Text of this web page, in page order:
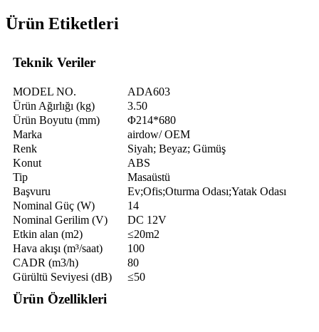
Ürün Etiketleri
Teknik Veriler
MODEL NO.
ADA603
Ürün Ağırlığı (kg)
3.50
Ürün Boyutu (mm)
Φ214*680
Marka
airdow/ OEM
Renk
Siyah; Beyaz; Gümüş
Konut
ABS
Tip
Masaüstü
Başvuru
Ev;Ofis;Oturma Odası;Yatak Odası
Nominal Güç (W)
14
Nominal Gerilim (V)
DC 12V
Etkin alan (m2)
≤20m2
Hava akışı (m³/saat)
100
CADR (m3/h)
80
Gürültü Seviyesi (dB)
≤50
Ürün Özellikleri